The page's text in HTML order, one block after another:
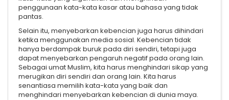
penggunaan kata-kata kasar atau bahasa yang tidak
pantas.
Selain itu, menyebarkan kebencian juga harus dihindari
ketika menggunakan media sosial. Kebencian tidak
hanya berdampak buruk pada diri sendiri, tetapi juga
dapat menyebarkan pengaruh negatif pada orang lain.
Sebagai umat Muslim, kita harus menghindari sikap yang
merugikan diri sendiri dan orang lain. Kita harus
senantiasa memilih kata-kata yang baik dan
menghindari menyebarkan kebencian di dunia maya.